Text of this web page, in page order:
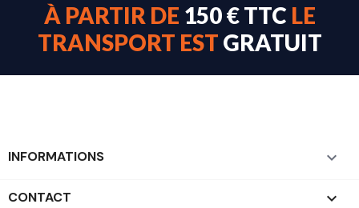
À PARTIR DE 150 € TTC LE
TRANSPORT EST GRATUIT
INFORMATIONS 
CONTACT keyboard_arrow_down